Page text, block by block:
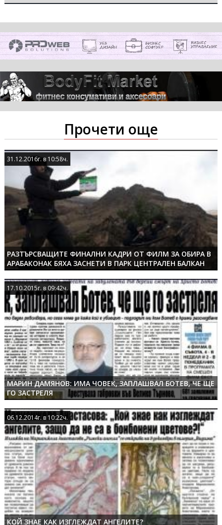
Прочети още
РАЗТЪРСВАЩИТЕ ФИНАЛНИ КАДРИ ОТ ФИЛМ ЗА ОБИРА В
АРАБАКОНАК БЯХА ЗАСНЕТИ В ПАРК ЦЕНТРАЛЕН БАЛКАН
31.12.2016г. в 10:58ч.
31.12.2016г. в 10:58ч.
МАРИН ДАМЯНОВ: ИМА ЧОВЕК, ЗАПЛАШВАЛ БОТЕВ, ЧЕ ЩЕ
ГО ЗАСТРЕЛЯ
17.10.2015г. в 09:42ч.
17.10.2015г. в 09:42ч.
КОЙ ЗНАЕ КАК ИЗГЛЕЖДАТ АНГЕЛИТЕ?
06.12.2014г. в 10:22ч.
06.12.2014г. в 10:22ч.